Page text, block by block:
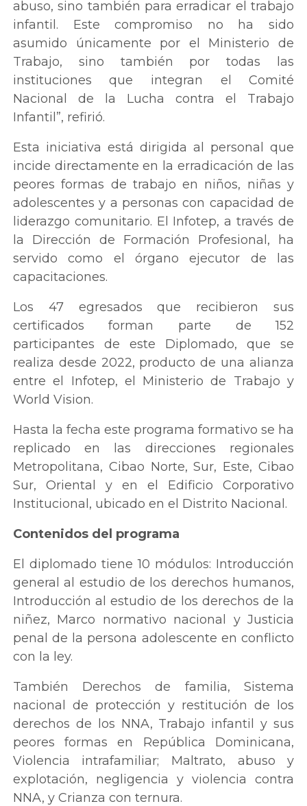
abuso, sino también para erradicar el trabajo
infantil. Este compromiso no ha sido
asumido únicamente por el Ministerio de
Trabajo, sino también por todas las
instituciones que integran el Comité
Nacional de la Lucha contra el Trabajo
Infantil”, refirió.
Esta iniciativa está dirigida al personal que
incide directamente en la erradicación de las
peores formas de trabajo en niños, niñas y
adolescentes y a personas con capacidad de
liderazgo comunitario. El Infotep, a través de
la Dirección de Formación Profesional, ha
servido como el órgano ejecutor de las
capacitaciones.
Los 47 egresados que recibieron sus
certificados forman parte de 152
participantes de este Diplomado, que se
realiza desde 2022, producto de una alianza
entre el Infotep, el Ministerio de Trabajo y
World Vision.
Hasta la fecha este programa formativo se ha
replicado en las direcciones regionales
Metropolitana, Cibao Norte, Sur, Este, Cibao
Sur, Oriental y en el Edificio Corporativo
Institucional, ubicado en el Distrito Nacional.
Contenidos del programa
El diplomado tiene 10 módulos: Introducción
general al estudio de los derechos humanos,
Introducción al estudio de los derechos de la
niñez, Marco normativo nacional y Justicia
penal de la persona adolescente en conflicto
con la ley.
También Derechos de familia, Sistema
nacional de protección y restitución de los
derechos de los NNA, Trabajo infantil y sus
peores formas en República Dominicana,
Violencia intrafamiliar; Maltrato, abuso y
explotación, negligencia y violencia contra
NNA, y Crianza con ternura.